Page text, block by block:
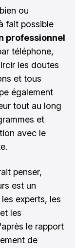
ou
fait possible
professionnel
téléphone,
les doutes
et tous
également
tout au long
et
avec le
penser,
est un
experts, les
les
le rapport
de